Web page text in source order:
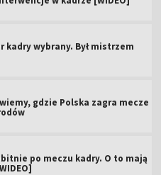
kadry wybrany. Był mistrzem
gdzie Polska zagra mecze
po meczu kadry. O to mają